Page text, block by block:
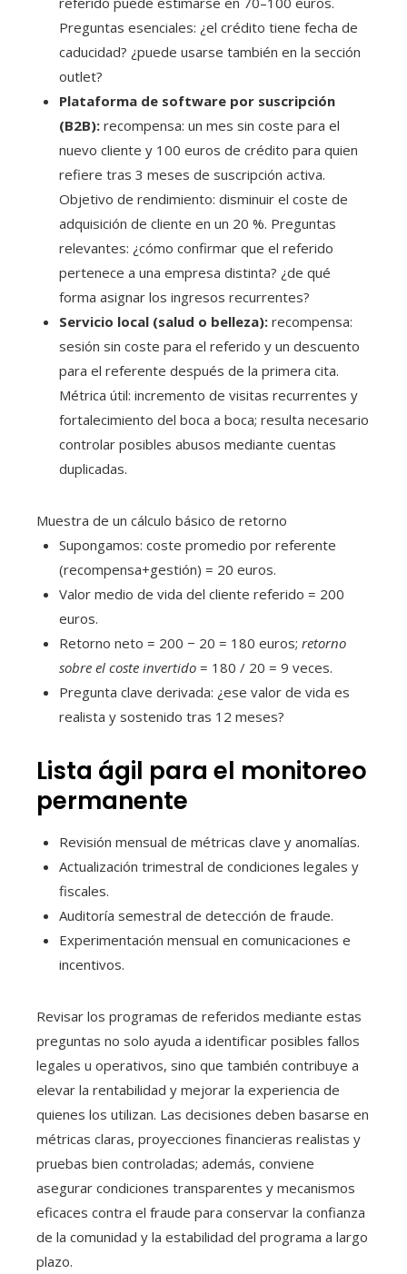
Preguntas esenciales: ¿el crédito tiene fecha de
caducidad? ¿puede usarse también en la sección
outlet?
Plataforma de software por suscripción
(B2B): recompensa: un mes sin coste para el
nuevo cliente y 100 euros de crédito para quien
refiere tras 3 meses de suscripción activa.
Objetivo de rendimiento: disminuir el coste de
adquisición de cliente en un 20 %. Preguntas
relevantes: ¿cómo confirmar que el referido
pertenece a una empresa distinta? ¿de qué
forma asignar los ingresos recurrentes?
Servicio local (salud o belleza): recompensa:
sesión sin coste para el referido y un descuento
para el referente después de la primera cita.
Métrica útil: incremento de visitas recurrentes y
fortalecimiento del boca a boca; resulta necesario
controlar posibles abusos mediante cuentas
duplicadas.
Muestra de un cálculo básico de retorno
Supongamos: coste promedio por referente
(recompensa+gestión) = 20 euros.
Valor medio de vida del cliente referido = 200
euros.
Retorno neto = 200 − 20 = 180 euros; retorno
sobre el coste invertido = 180 / 20 = 9 veces.
Pregunta clave derivada: ¿ese valor de vida es
realista y sostenido tras 12 meses?
Lista ágil para el monitoreo
permanente
Revisión mensual de métricas clave y anomalías.
Actualización trimestral de condiciones legales y
fiscales.
Auditoría semestral de detección de fraude.
Experimentación mensual en comunicaciones e
incentivos.
Revisar los programas de referidos mediante estas
preguntas no solo ayuda a identificar posibles fallos
legales u operativos, sino que también contribuye a
elevar la rentabilidad y mejorar la experiencia de
quienes los utilizan. Las decisiones deben basarse en
métricas claras, proyecciones financieras realistas y
pruebas bien controladas; además, conviene
asegurar condiciones transparentes y mecanismos
eficaces contra el fraude para conservar la confianza
de la comunidad y la estabilidad del programa a largo
plazo.